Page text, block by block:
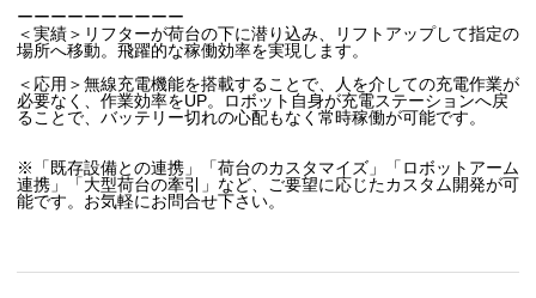
ーーーーーーーーーー
＜実績＞リフターが荷台の下に潜り込み、リフトアップして指定の
場所へ移動。飛躍的な稼働効率を実現します。
＜応用＞無線充電機能を搭載することで、人を介しての充電作業が
必要なく、作業効率をUP。ロボット自身が充電ステーションへ戻
ることで、バッテリー切れの心配もなく常時稼働が可能です。
※「既存設備との連携」「荷台のカスタマイズ」「ロボットアーム
連携」「大型荷台の牽引」など、ご要望に応じたカスタム開発が可
能です。お気軽にお問合せ下さい。